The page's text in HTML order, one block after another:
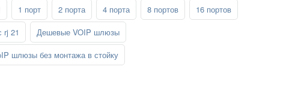
1 порт 2 порта 4 порта 8 портов
16 портов
rj 21
Дешевые VOIP шлюзы
шлюзы без монтажа в стойку